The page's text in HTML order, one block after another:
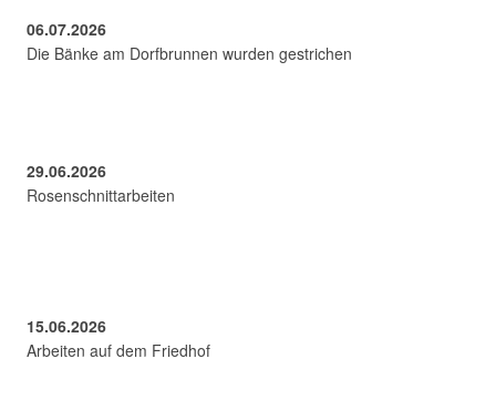
06.07.2026
Die Bänke am Dorfbrunnen wurden gestrichen
29.06.2026
Rosenschnittarbeiten
15.06.2026
Arbeiten auf dem Friedhof